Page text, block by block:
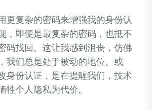
更复杂的密码来增强我的身份认
，即便是最复杂的密码，也抵不
码找回。这让我感到沮丧，仿佛
我们总是处于被动的地位。或
身份认证，是在提醒我们，技术
牲个人隐私为代价。